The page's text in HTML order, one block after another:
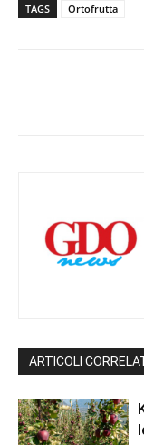
TAGS Ortofrutta
ARTICOLI